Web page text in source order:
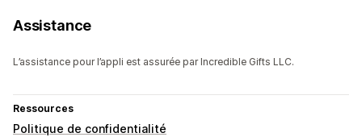
Assistance
L’assistance pour l’appli est assurée par Incredible Gifts LLC.
Ressources
Politique de confidentialité